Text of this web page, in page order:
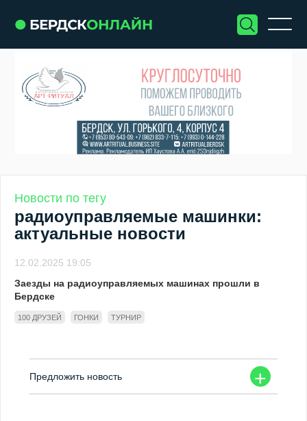
Новости по тегу
радиоуправляемые машинки:
актуальные новости
12.02.2025 19:05
Заезды на радиоуправляемых машинах прошли в
Бердске
100 ДРУЗЕЙ ГОНКИ ТУРНИР
+
Предложить новость